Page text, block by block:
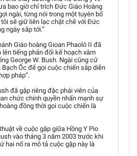
bao giờ chỉ trích Đức Giáo Hoàng
ngài, từng nói trong một tuyên bố
tôi sẽ giữ liên lạc chặt chẽ với Đức
ngày sắp tới.”
Giáo hoàng Gioan Phaolô II đã
lên tiếng phản đối kế hoạch xâm
George W. Bush. Ngài cũng cử
Ốc để gọi cuộc chiến sắp diễn
pháp”.
đã gặp riêng đặc phái viên của
chức chính quyền nhấn mạnh sự
đồng thời gọi cuộc chiến là
về cuộc gặp giữa Hồng Y Pio
vào tháng 3 năm 2003 trước khi
hai nổ ra mô tả cuộc gặp này là